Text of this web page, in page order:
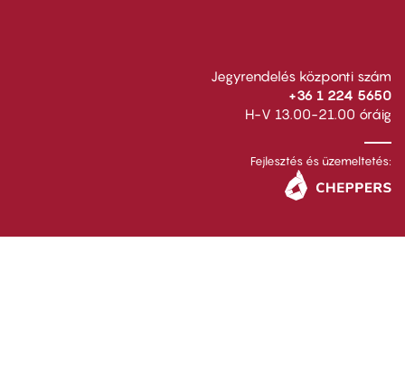
Jegyrendelés központi szám
+36 1 224 5650
H-V 13.00-21.00 óráig
Fejlesztés és üzemeltetés: